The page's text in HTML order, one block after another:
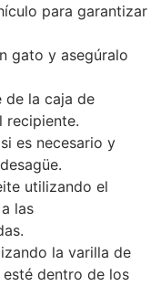
para garantizar
gato y asegúralo
de la caja de
recipiente.
es necesario y
utilizando el
las
la varilla de
dentro de los